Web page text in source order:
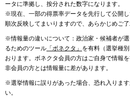
ータに準拠し、按分された数字になります。
※現在、一部の得票率データを先行して公開し
順次反映してまいりますので、あらかじめご了
※情報量の違いについて：政治家・候補者が
るためのツール 「ボネクタ」 を有料（選挙種
おります。ボネクタ会員の方はご自身で情報
非会員の方とは情報量に差があります。
※選挙情報に誤りがあった場合、恐れ入りま
い。